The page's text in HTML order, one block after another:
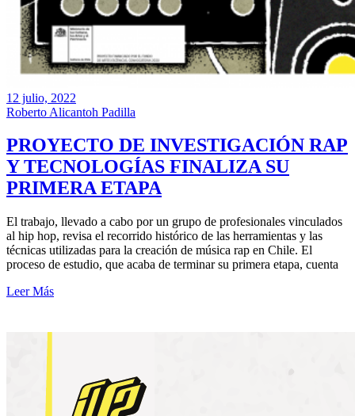
12 julio, 2022
Roberto Alicantoh Padilla
PROYECTO DE INVESTIGACIÓN RAP
Y TECNOLOGÍAS FINALIZA SU
PRIMERA ETAPA
El trabajo, llevado a cabo por un grupo de profesionales vinculados
al hip hop, revisa el recorrido histórico de las herramientas y las
técnicas utilizadas para la creación de música rap en Chile. El
proceso de estudio, que acaba de terminar su primera etapa, cuenta
Leer Más